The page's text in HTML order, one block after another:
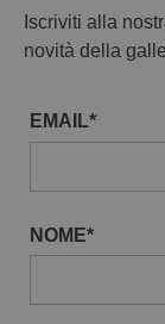
Iscriviti alla
novità della
EMAIL*
NOME*